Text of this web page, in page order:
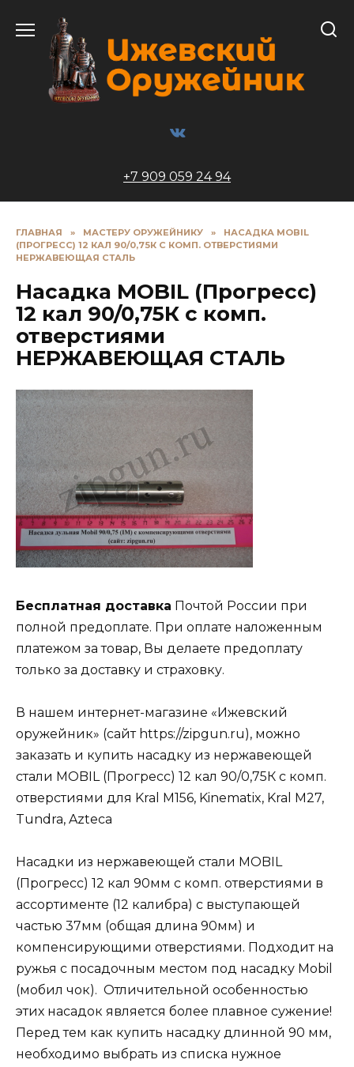
содержанию
+7 909 059 24 94
ГЛАВНАЯ » МАСТЕРУ ОРУЖЕЙНИКУ »
НАСАДКА MOBIL
(ПРОГРЕСС) 12 КАЛ 90/0,75К С КОМП. ОТВЕРСТИЯМИ
НЕРЖАВЕЮЩАЯ СТАЛЬ
Насадка MOBIL (Прогресс)
12 кал 90/0,75К с комп.
отверстиями
НЕРЖАВЕЮЩАЯ СТАЛЬ
Бесплатная доставка Почтой России при
полной предоплате. При оплате наложенным
платежом за товар, Вы делаете предоплату
только за доставку и страховку.
В нашем интернет-магазине «Ижевский
оружейник» (сайт https://zipgun.ru), можно
заказать и купить насадку из нержавеющей
стали MOBIL (Прогресс) 12 кал 90/0,75К с комп.
отверстиями для Kral M156, Kinematix, Kral M27,
Tundra, Azteca
Насадки из нержавеющей стали MOBIL
(Прогресс) 12 кал 90мм с комп. отверстиями в
ассортименте (12 калибра) с выступающей
частью 37мм (общая длина 90мм) и
компенсирующими отверстиями. Подходит на
ружья с посадочным местом под насадку Mobil
(мобил чок). Отличительной особенностью
этих насадок является более плавное сужение!
Перед тем как купить насадку длинной 90 мм,
необходимо выбрать из списка нужное